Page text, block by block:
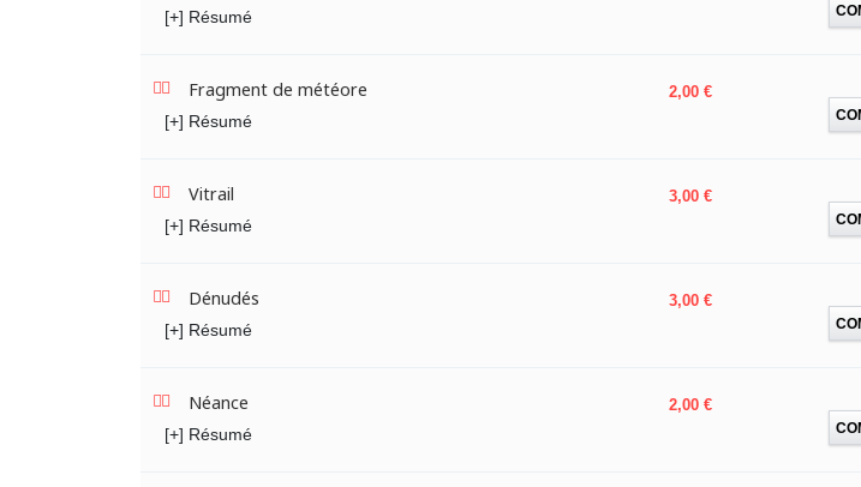
[+] Résumé
Fragment de météore
[+] Résumé
Prix
2,00 €
Vitrail
[+] Résumé
Prix
3,00 €
Dénudés
[+] Résumé
Prix
3,00 €
Néance
[+] Résumé
Prix
2,00 €